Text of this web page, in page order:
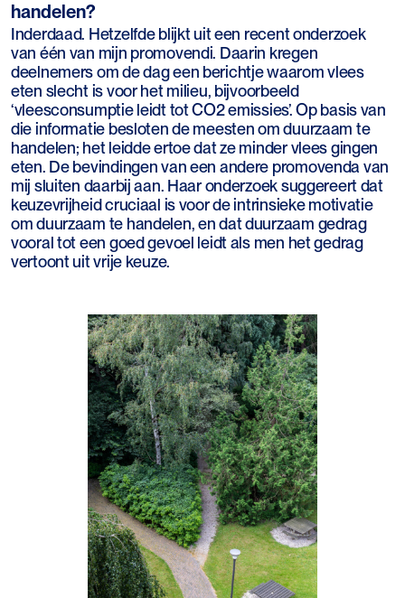
handelen?
Inderdaad. Hetzelfde blijkt uit een recent onderzoek
van één van mijn promovendi. Daarin kregen
deelnemers om de dag een berichtje waarom vlees
eten slecht is voor het milieu, bijvoorbeeld
‘vleesconsumptie leidt tot CO2 emissies’. Op basis van
die informatie besloten de meesten om duurzaam te
handelen; het leidde ertoe dat ze minder vlees gingen
eten. De bevindingen van een andere promovenda van
mij sluiten daarbij aan. Haar onderzoek suggereert dat
keuzevrijheid cruciaal is voor de intrinsieke motivatie
om duurzaam te handelen, en dat duurzaam gedrag
vooral tot een goed gevoel leidt als men het gedrag
vertoont uit vrije keuze.